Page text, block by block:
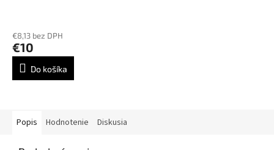
€8,13 bez DPH
€10
Do košíka
Popis Hodnotenie Diskusia